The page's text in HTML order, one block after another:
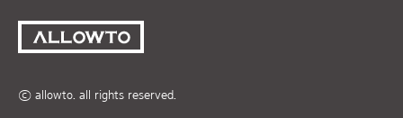
ⓒ allowto. all rights reserved.